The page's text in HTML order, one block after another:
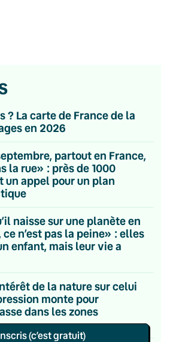
? La carte de France de la
en 2026
partout en France,
la rue» : près de 1000
un appel pour un plan
naisse sur une planète en
n’est pas la peine» : elles
enfant, mais leur vie a
de la nature sur celui
monte pour
dans les zones
à nos newsletters
(c’est gratuit)